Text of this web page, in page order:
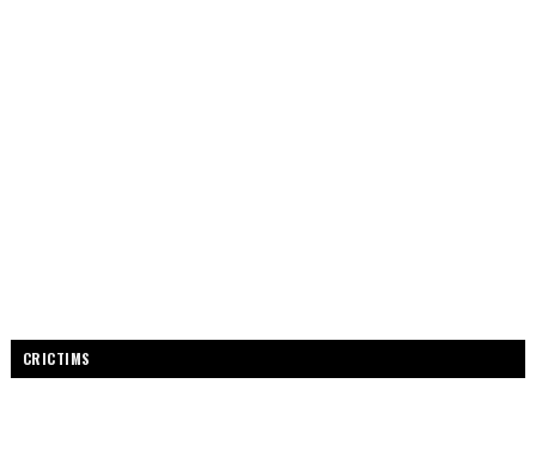
CRICTIMS